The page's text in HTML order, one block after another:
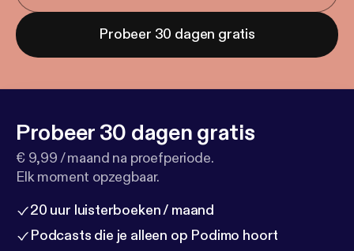
Probeer 30 dagen gratis
Probeer 30 dagen gratis
€ 9,99 / maand na proefperiode.
Elk moment opzegbaar.
20 uur luisterboeken / maand
Podcasts die je alleen op Podimo hoort